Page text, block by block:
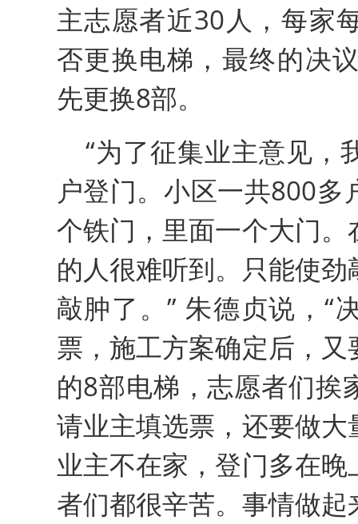
主志愿者近30人，每家
否更换电梯，最终的决
先更换8部。
“为了征集业主意见，
户登门。小区一共800
个铁门，里面一个大门
的人很难听到。只能使
敲肿了。” 朱德贞说，“
票，施工方案确定后，
的8部电梯，志愿者们挨
请业主填选票，还要做
业主不在家，登门多在
者们都很辛苦。事情做